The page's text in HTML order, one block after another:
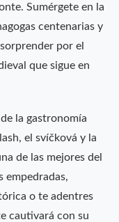
Sumérgete en la
centenarias y
por el
que sigue en
la gastronomía
el svíčková y la
de las mejores del
empedradas,
o te adentres
cautivará con su